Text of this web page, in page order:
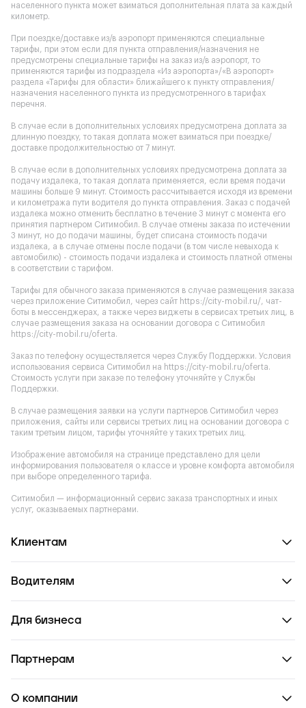
населенного пункта может взиматься дополнительная плата за каждый
километр.
При поездке/доставке из/в аэропорт применяются специальные
тарифы, при этом если для пункта отправления/назначения не
предусмотрены специальные тарифы на заказ из/в аэропорт, то
применяются тарифы из подраздела «Из аэропорта»/«В аэропорт»
раздела «Тарифы для области» ближайшего к пункту отправления/
назначения населенного пункта из предусмотренного в тарифах
перечня.
В случае если в дополнительных условиях предусмотрена доплата за
длинную поездку, то такая доплата может взиматься при поездке/
доставке продолжительностью от 7 минут.
В случае если в дополнительных условиях предусмотрена доплата за
подачу издалека, то такая доплата применяется, если время подачи
машины больше 9 минут. Стоимость рассчитывается исходя из времени
и километража пути водителя до пункта отправления. Заказ с подачей
издалека можно отменить бесплатно в течение 3 минут с момента его
принятия партнером Ситимобил. В случае отмены заказа по истечении
3 минут, но до подачи машины, будет списана стоимость подачи
издалека, а в случае отмены после подачи (в том числе невыхода к
автомобилю) - стоимость подачи издалека и стоимость платной отмены
в соответствии с тарифом.
Тарифы для обычного заказа применяются в случае размещения заказа
через приложение Ситимобил, через сайт https://city-mobil.ru/ , чат-
боты в мессенджерах, а также через виджеты в сервисах третьих лиц, в
случае размещения заказа на основании договора с Ситимобил
https://city-mobil.ru/oferta.
Заказ по телефону осуществляется через Службу Поддержки. Условия
использования сервиса Ситимобил на https://city-mobil.ru/oferta.
Стоимость услуги при заказе по телефону уточняйте у Службы
Поддержки.
В случае размещения заявки на услуги партнеров Ситимобил через
приложения, сайты или сервисы третьих лиц на основании договора с
таким третьим лицом, тарифы уточняйте у таких третьих лиц.
Изображение автомобиля на странице представлено для цели
информирования пользователя о классе и уровне комфорта автомобиля
при выборе определенного тарифа.
Ситимобил — информационный сервис заказа транспортных и иных
услуг, оказываемых партнерами.
Клиентам
Водителям
Для бизнеса
Партнерам
О компании